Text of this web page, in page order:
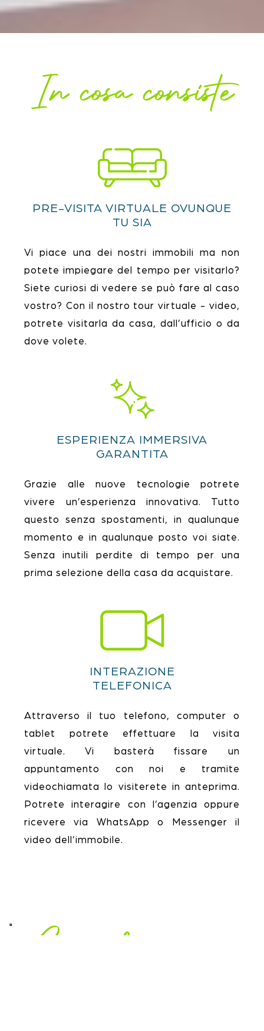
In cosa consiste
PRE-VISITA VIRTUALE OVUNQUE
TU SIA
Vi piace una dei nostri immobili ma non
potete impiegare del tempo per visitarlo?
Siete curiosi di vedere se può fare al caso
vostro? Con il nostro tour virtuale - video,
potrete visitarla da casa, dall’ufficio o da
dove volete.
ESPERIENZA IMMERSIVA
GARANTITA
Grazie alle nuove tecnologie potrete
vivere un’esperienza innovativa. Tutto
questo senza spostamenti, in qualunque
momento e in qualunque posto voi siate.
Senza inutili perdite di tempo per una
prima selezione della casa da acquistare.
INTERAZIONE
TELEFONICA
Attraverso il tuo telefono, computer o
tablet potrete effettuare la visita
virtuale. Vi basterà fissare un
appuntamento con noi e tramite
videochiamata lo visiterete in anteprima.
Potrete interagire con l’agenzia oppure
ricevere via WhatsApp o Messenger il
video dell’immobile.
Come funziona